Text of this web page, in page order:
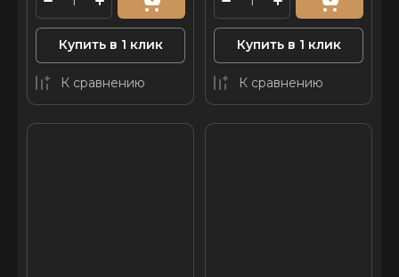
Купить в 1 клик
К сравнению
Купить в 1 клик
К сравнению